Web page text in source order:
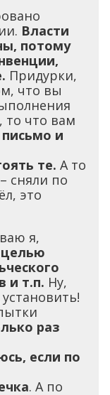
Власти
потому
Придурки,
что вы
то что вам
и
те. А то
сняли по
это
я,
целью
и т.п. Ну,
раз
если по
. А по